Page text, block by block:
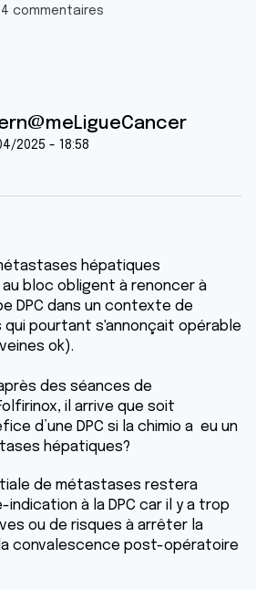
4 commentaires
2025 - 18:58
hépatiques
bloc obligent à renoncer à
DPC dans un contexte de
qui pourtant s'annonçait opérable
ok).
des séances de
il arrive que soit
d’une DPC si la chimio a eu un
hépatiques?
de métastases restera
à la DPC car il y a trop
ou de risques à arrêter la
convalescence post-opératoire